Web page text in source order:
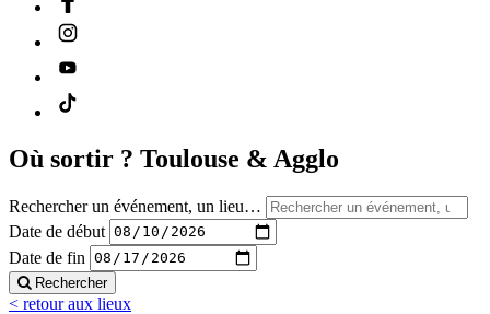
Où sortir ? Toulouse & Agglo
Rechercher un événement, un lieu…
Date de début
Date de fin
Rechercher
< retour aux lieux